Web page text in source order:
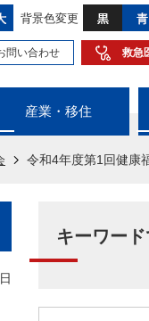
背景色変更
問い合わせ 救急
産業・移住
令和4年度第1回健康
キーワー